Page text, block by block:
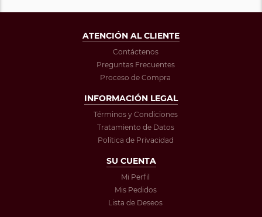
ATENCIÓN AL CLIENTE
Contáctenos
Preguntas Frecuentes
Proceso de Compra
INFORMACIÓN LEGAL
Términos y Condiciones
Tratamiento de Datos
Política de Privacidad
SU CUENTA
Mi Perfil
Mis Pedidos
Lista de Deseos